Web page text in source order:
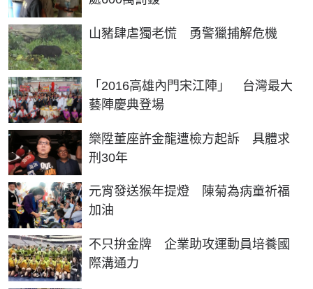
山豬肆虐獨老慌 勇警獵捕解危機
「2016高雄內門宋江陣」 台灣最大
藝陣慶典登場
樂陞董座許金龍遭檢方起訴 具體求
刑30年
元宵發送猴年提燈 陳菊為病童祈福
加油
不只拚金牌 企業助攻運動員培養國
際溝通力